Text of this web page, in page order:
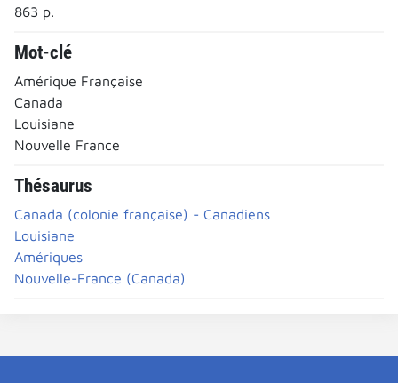
863 p.
Mot-clé
Amérique Française
Canada
Louisiane
Nouvelle France
Thésaurus
Canada (colonie française) - Canadiens
Louisiane
Amériques
Nouvelle-France (Canada)